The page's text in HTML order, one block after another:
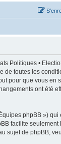
Politiques •
de toutes les
pour que vous en
ont été
phpBB »)
facilite
sujet de phpBB,